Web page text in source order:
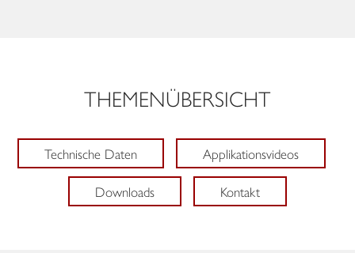
THEMENÜBERSICHT
Technische Daten
Applikationsvideos
Downloads
Kontakt